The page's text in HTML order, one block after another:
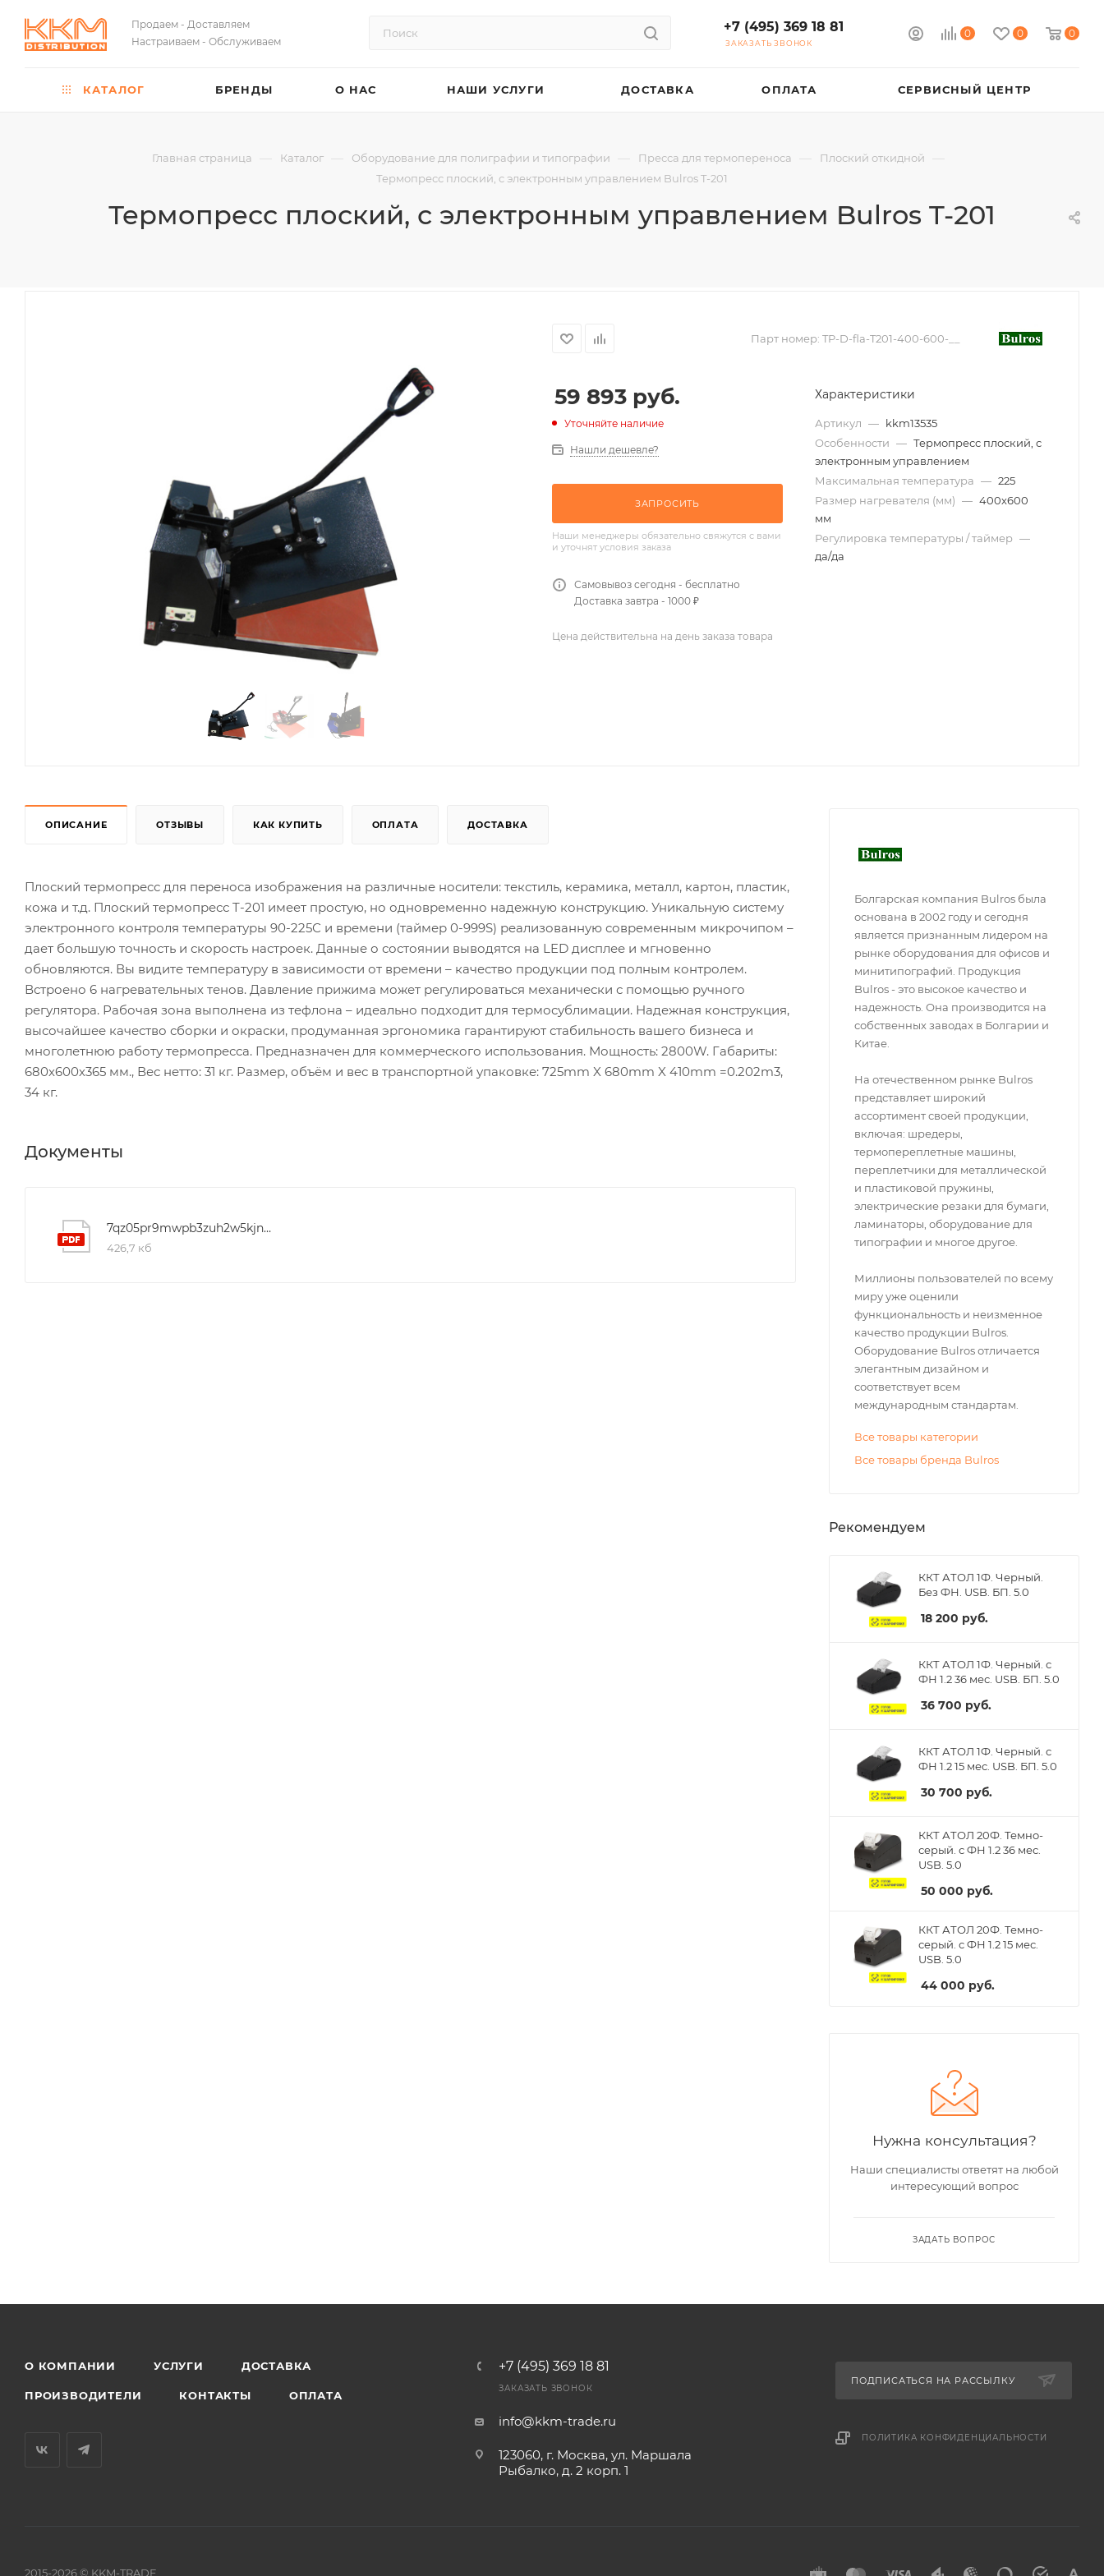
Продаем - Доставляем
Настраиваем - Обслуживаем
0 0 0
+7 (495) 369 18 81
ЗАКАЗАТЬ ЗВОНОК
КАТАЛОГ БРЕНДЫ О НАС НАШИ УСЛУГИ ДОСТАВКА ОПЛАТА СЕРВИСНЫЙ ЦЕНТР
Главная страница — Каталог — Оборудование для полиграфии и типографии — Пресса для термопереноса — Плоский откидной —
Термопресс плоский, с электронным управлением Bulros T-201
Термопресс плоский, с электронным управлением Bulros T-201
Парт номер: TP-D-fla-T201-400-600-__
59 893 руб.
Уточняйте наличие
Нашли дешевле?
ЗАПРОСИТЬ
Наши менеджеры обязательно свяжутся с вами
и уточнят условия заказа
Самовывоз сегодня - бесплатно
Доставка завтра - 1000 ₽
Характеристики
Артикул — kkm13535
Особенности — Термопресс плоский, с
электронным управлением
Максимальная температура — 225
Размер нагревателя (мм) — 400х600
мм
Регулировка температуры / таймер —
да/да
Цена действительна на день заказа товара
ОПИСАНИЕ ОТЗЫВЫ КАК КУПИТЬ ОПЛАТА ДОСТАВКА
Плоский термопресс для переноса изображения на различные носители: текстиль, керамика, металл, картон, пластик,
кожа и т.д. Плоский термопресс T-201 имеет простую, но одновременно надежную конструкцию. Уникальную систему
электронного контроля температуры 90-225С и времени (таймер 0-999S) реализованную современным микрочипом –
дает большую точность и скорость настроек. Данные о состоянии выводятся на LED дисплее и мгновенно
обновляются. Вы видите температуру в зависимости от времени – качество продукции под полным контролем.
Встроено 6 нагревательных тенов. Давление прижима может регулироваться механически с помощью ручного
регулятора. Рабочая зона выполнена из тефлона – идеально подходит для термосублимации. Надежная конструкция,
высочайшее качество сборки и окраски, продуманная эргономика гарантируют стабильность вашего бизнеса и
многолетнюю работу термопресса. Предназначен для коммерческого использования. Мощность: 2800W. Габариты:
680х600х365 мм., Вес нетто: 31 кг. Размер, объём и вес в транспортной упаковке: 725mm X 680mm X 410mm =0.202m3,
34 кг.
Документы
7qz05pr9mwpb3zuh2w5kjnf5mpo5mm4x
426,7 кб
Болгарская компания Bulros была
основана в 2002 году и сегодня
является признанным лидером на
рынке оборудования для офисов и
минитипографий. Продукция
Bulros - это высокое качество и
надежность. Она производится на
собственных заводах в Болгарии и
Китае.
На отечественном рынке Bulros
представляет широкий
ассортимент своей продукции,
включая: шредеры,
термопереплетные машины,
переплетчики для металлической
и пластиковой пружины,
электрические резаки для бумаги,
ламинаторы, оборудование для
типографии и многое другое.
Миллионы пользователей по всему
миру уже оценили
функциональность и неизменное
качество продукции Bulros.
Оборудование Bulros отличается
элегантным дизайном и
соответствует всем
международным стандартам.
Все товары категории
Все товары бренда Bulros
Рекомендуем
ККТ АТОЛ 1Ф. Черный.
Без ФН. USB. БП. 5.0
18 200 руб.
ККТ АТОЛ 1Ф. Черный. с
ФН 1.2 36 мес. USB. БП. 5.0
36 700 руб.
ККТ АТОЛ 1Ф. Черный. с
ФН 1.2 15 мес. USB. БП. 5.0
30 700 руб.
ККТ АТОЛ 20Ф. Темно-
серый. с ФН 1.2 36 мес.
USB. 5.0
50 000 руб.
ККТ АТОЛ 20Ф. Темно-
серый. с ФН 1.2 15 мес.
USB. 5.0
44 000 руб.
Нужна консультация?
Наши специалисты ответят на любой
интересующий вопрос
ЗАДАТЬ ВОПРОС
О КОМПАНИИ УСЛУГИ ДОСТАВКА
ПРОИЗВОДИТЕЛИ КОНТАКТЫ ОПЛАТА
+7 (495) 369 18 81
ЗАКАЗАТЬ ЗВОНОК
info@kkm-trade.ru
123060, г. Москва, ул. Маршала
Рыбалко, д. 2 корп. 1
ПОДПИСАТЬСЯ НА РАССЫЛКУ
ПОЛИТИКА КОНФИДЕНЦИАЛЬНОСТИ
2015-2026 © KKM-TRADE